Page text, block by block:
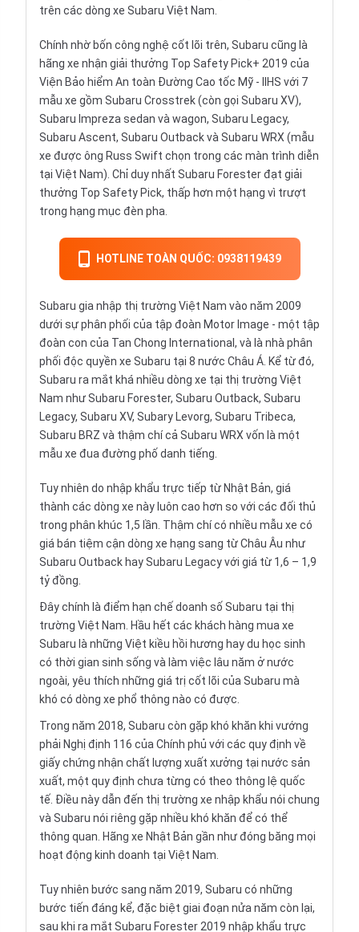
trên các dòng xe Subaru Việt Nam.
Chính nhờ bốn công nghệ cốt lõi trên, Subaru cũng là
hãng xe nhận giải thưởng Top Safety Pick+ 2019 của
Viện Bảo hiểm An toàn Đường Cao tốc Mỹ - IIHS với 7
mẫu xe gồm Subaru Crosstrek (còn gọi Subaru XV),
Subaru Impreza sedan và wagon, Subaru Legacy,
Subaru Ascent, Subaru Outbackvà Subaru WRX (mẫu
xe được ông Russ Swift chọn trong các màn trình diễn
tại Việt Nam). Chỉ duy nhất Subaru Foresterđạt giải
thưởng Top Safety Pick, thấp hơn một hạng vì trượt
trong hạng mục đèn pha.
HOTLINE TOÀN QUỐC: 0938119439
Subaru gia nhập thị trường Việt Nam vào năm 2009
dưới sự phân phối của tập đoàn Motor Image - một tập
đoàn con của Tan Chong International, và là nhà phân
phối độc quyền xe Subaru tại 8 nước Châu Á. Kể từ đó,
Subaru ra mắt khá nhiều dòng xe tại thị trường Việt
Nam như Subaru Forester, Subaru Outback, Subaru
Legacy, Subaru XV, Subary Levorg, Subaru Tribeca,
Subaru BRZ và thậm chí cả Subaru WRX vốn là một
mẫu xe đua đường phố danh tiếng.
Tuy nhiên do nhập khẩu trực tiếp từ Nhật Bản, giá
thành các dòng xe này luôn cao hơn so với các đối thủ
trong phân khúc 1,5 lần. Thậm chí có nhiều mẫu xe có
giá bán tiệm cận dòng xe hạng sang từ Châu Âu như
Subaru Outback hay Subaru Legacy với giá từ 1,6 – 1,9
tỷ đồng.
Đây chính là điểm hạn chế doanh số Subaru tại thị
trường Việt Nam. Hầu hết các khách hàng mua xe
Subaru là những Việt kiều hồi hương hay du học sinh
có thời gian sinh sống và làm việc lâu năm ở nước
ngoài, yêu thích những giá trị cốt lõi của Subaru mà
khó có dòng xe phổ thông nào có được.
Trong năm 2018, Subaru còn gặp khó khăn khi vướng
phải Nghị định 116 của Chính phủ với các quy định về
giấy chứng nhận chất lượng xuất xưởng tại nước sản
xuất, một quy định chưa từng có theo thông lệ quốc
tế. Điều này dẫn đến thị trường xe nhập khẩu nói chung
và Subaru nói riêng gặp nhiều khó khăn để có thể
thông quan. Hãng xe Nhật Bản gần như đóng băng mọi
hoạt động kinh doanh tại Việt Nam.
Tuy nhiên bước sang năm 2019, Subaru có những
bước tiến đáng kể, đặc biệt giai đoạn nửa năm còn lại,
sau khi ra mắt Subaru Forester 2019 nhập khẩu trực